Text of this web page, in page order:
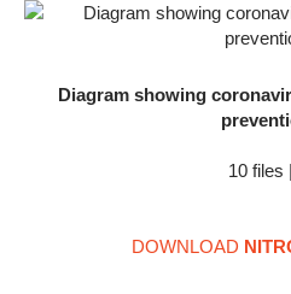
Diagram showing
10 files
DOWNLOAD